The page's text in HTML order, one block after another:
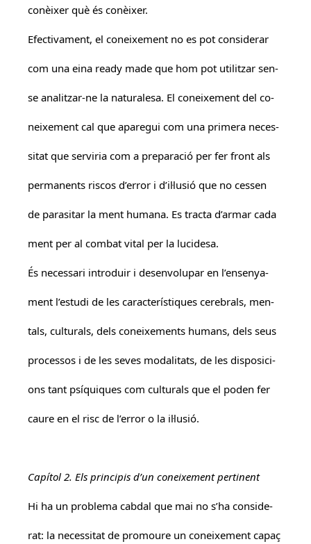
conèixer què és conèixer.
Efectivament, el coneixement no es pot considerar
com una eina ready made que hom pot utilitzar sen-
se analitzar-ne la naturalesa. El coneixement del co-
neixement cal que aparegui com una primera neces-
sitat que serviria com a preparació per fer front als
permanents riscos d’error i d’il·lusió que no cessen
de parasitar la ment humana. Es tracta d’armar cada
ment per al combat vital per la lucidesa.
És necessari introduir i desenvolupar en l’ensenya-
ment l’estudi de les característiques cerebrals, men-
tals, culturals, dels coneixements humans, dels seus
processos i de les seves modalitats, de les disposici-
ons tant psíquiques com culturals que el poden fer
caure en el risc de l’error o la il·lusió.
Capítol 2. Els principis d’un coneixement pertinent
Hi ha un problema cabdal que mai no s’ha conside-
rat: la necessitat de promoure un coneixement capaç